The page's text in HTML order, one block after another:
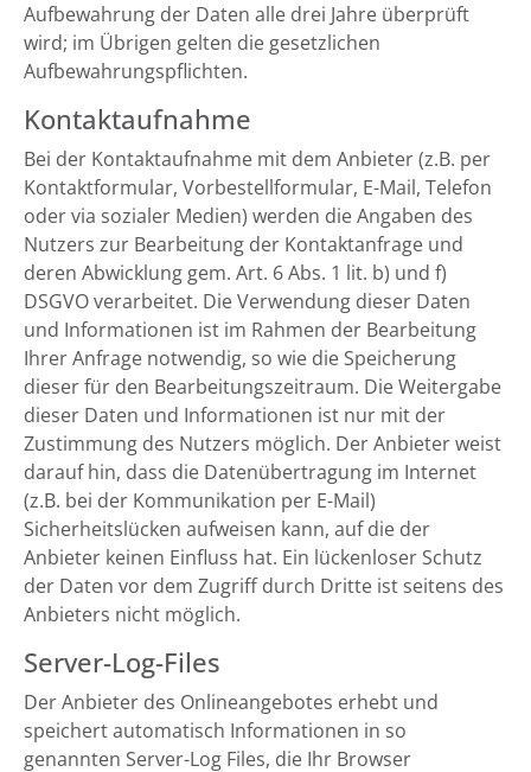
Aufbewahrung der Daten alle drei Jahre überprüft
wird; im Übrigen gelten die gesetzlichen
Aufbewahrungspflichten.
Kontaktaufnahme
Bei der Kontaktaufnahme mit dem Anbieter (z.B. per
Kontaktformular, Vorbestellformular, E-Mail, Telefon
oder via sozialer Medien) werden die Angaben des
Nutzers zur Bearbeitung der Kontaktanfrage und
deren Abwicklung gem. Art. 6 Abs. 1 lit. b) und f)
DSGVO verarbeitet. Die Verwendung dieser Daten
und Informationen ist im Rahmen der Bearbeitung
Ihrer Anfrage notwendig, so wie die Speicherung
dieser für den Bearbeitungszeitraum. Die Weitergabe
dieser Daten und Informationen ist nur mit der
Zustimmung des Nutzers möglich. Der Anbieter weist
darauf hin, dass die Datenübertragung im Internet
(z.B. bei der Kommunikation per E-Mail)
Sicherheitslücken aufweisen kann, auf die der
Anbieter keinen Einfluss hat. Ein lückenloser Schutz
der Daten vor dem Zugriff durch Dritte ist seitens des
Anbieters nicht möglich.
Server-Log-Files
Der Anbieter des Onlineangebotes erhebt und
speichert automatisch Informationen in so
genannten Server-Log Files, die Ihr Browser